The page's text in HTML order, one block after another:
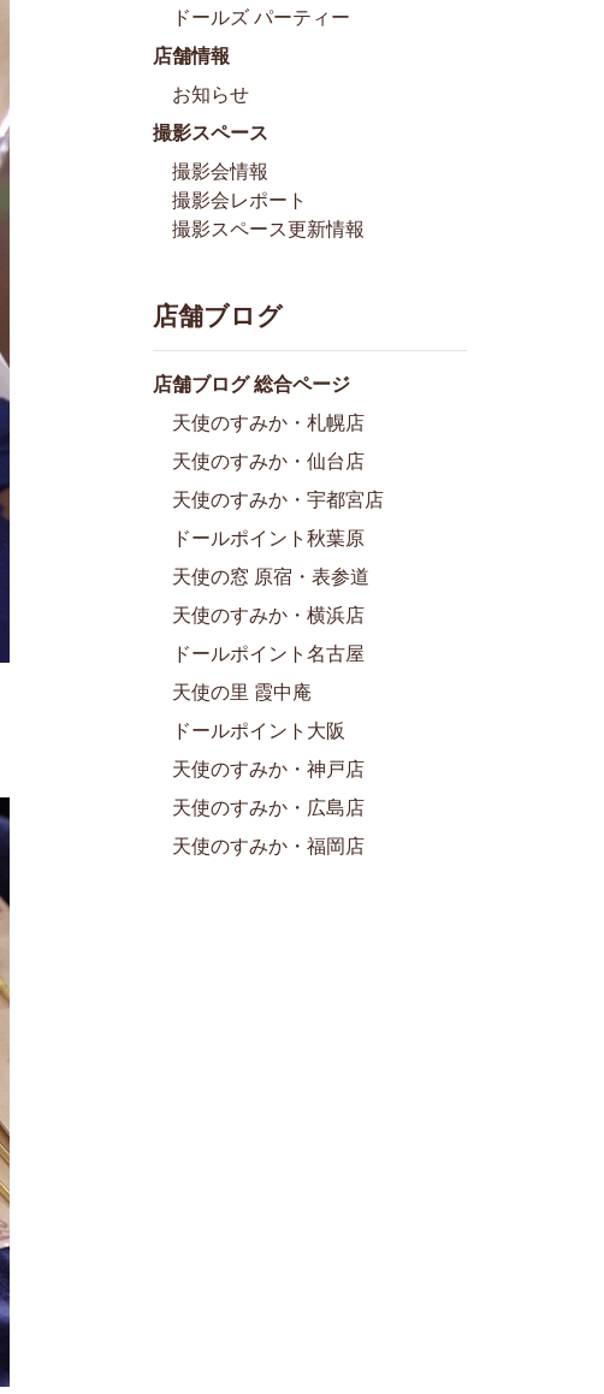
ドールズ パーティー
店舗情報
お知らせ
撮影スペース
撮影会情報
撮影会レポート
撮影スペース更新情報
店舗ブログ
店舗ブログ 総合ページ
天使のすみか・札幌店
天使のすみか・仙台店
天使のすみか・宇都宮店
ドールポイント秋葉原
天使の窓 原宿・表参道
天使のすみか・横浜店
ドールポイント名古屋
天使の里 霞中庵
ドールポイント大阪
天使のすみか・神戸店
天使のすみか・広島店
天使のすみか・福岡店